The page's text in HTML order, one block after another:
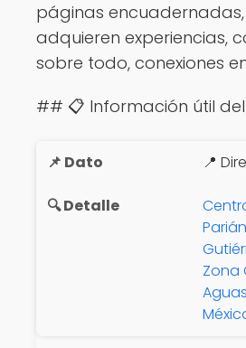
páginas encuadernadas,
adquieren experiencias,
sobre todo, conexiones
## 📋 Información útil
📍
Zona